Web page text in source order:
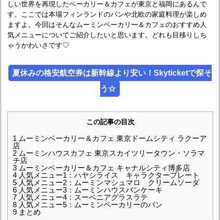
しい世界を再現したベーカリー＆カフェが東京と福岡にあるんで
す。ここでは本場フィンランドのパンや北欧の家庭料理が楽しめ
ますよ。今回はそんなムーミンベーカリー＆カフェのおすすめ人
気メニューについてご紹介したいと思います。どれも目移りしち
ゃうかわいさです♡
夏休みの格安航空券は新幹線より安い！Skyticketで探そ
う☆
この記事の目次
1 ムーミンベーカリー＆カフェ 東京ドームシティ ラクーア
店
2 ムーミンハウスカフェ 東京スカイツリータウン・ソラマ
チ店
3 ムーミンベーカリー＆カフェ キャナルシティ博多店
4 人気メニュー1：ハヤシライス キャラクタープレート
5 人気メニュー2：ムーミンマシュマロ クリームソーダ
6 人気メニュー3：ムーミンハウスパンケーキ
7 人気メニュー4：スーベニアグラスラテ
8 人気メニュー5：ムーミンベーカリーのパン
9 まとめ